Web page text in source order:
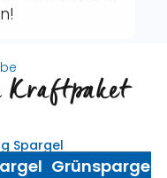
Kraftpaket
Spargel
Grünspargel